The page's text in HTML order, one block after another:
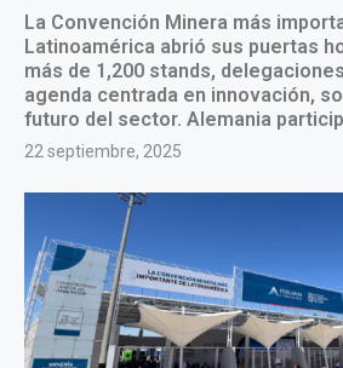
La Convención Minera más
Latinoamérica abrió sus puertas
más de 1,200 stands,
agenda centrada en innovación,
futuro del sector. Alemania
22 septiembre, 2025